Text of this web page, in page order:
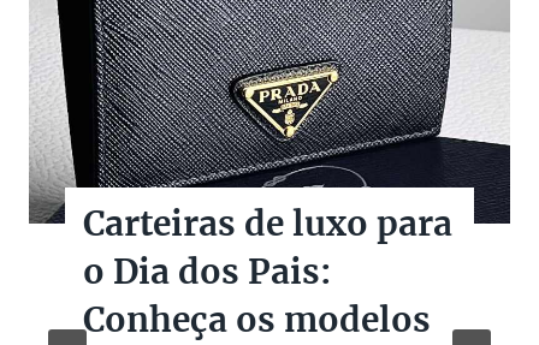
Carteiras de luxo para
o Dia dos Pais:
Conheça os modelos